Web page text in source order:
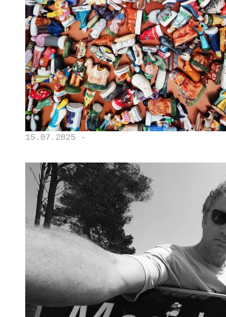
15.07.2025 -